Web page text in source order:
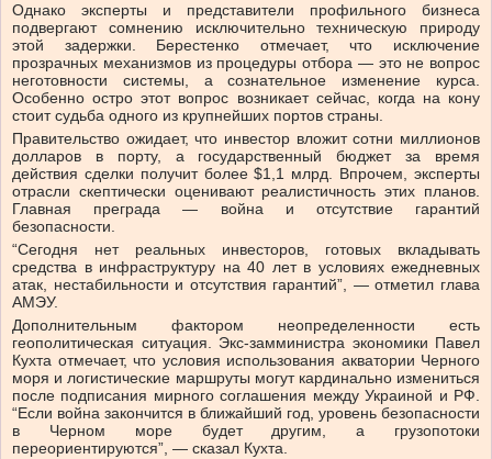
Однако эксперты и представители профильного бизнеса
подвергают сомнению исключительно техническую природу
этой задержки. Берестенко отмечает, что исключение
прозрачных механизмов из процедуры отбора — это не вопрос
неготовности системы, а сознательное изменение курса.
Особенно остро этот вопрос возникает сейчас, когда на кону
стоит судьба одного из крупнейших портов страны.
Правительство ожидает, что инвестор вложит сотни миллионов
долларов в порту, а государственный бюджет за время
действия сделки получит более $1,1 млрд. Впрочем, эксперты
отрасли скептически оценивают реалистичность этих планов.
Главная преграда — война и отсутствие гарантий
безопасности.
“Сегодня нет реальных инвесторов, готовых вкладывать
средства в инфраструктуру на 40 лет в условиях ежедневных
атак, нестабильности и отсутствия гарантий”, — отметил глава
АМЭУ.
Дополнительным фактором неопределенности есть
геополитическая ситуация. Экс-замминистра экономики Павел
Кухта отмечает, что условия использования акватории Черного
моря и логистические маршруты могут кардинально измениться
после подписания мирного соглашения между Украиной и РФ.
“Если война закончится в ближайший год, уровень безопасности
в Черном море будет другим, а грузопотоки
переориентируются”, — сказал Кухта.